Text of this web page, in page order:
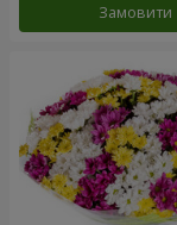
Замовити